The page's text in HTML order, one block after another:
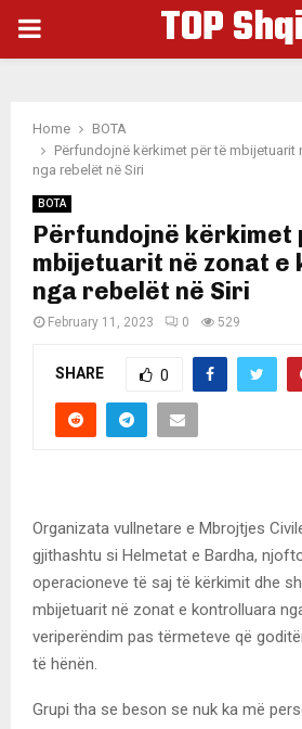
PRIMARY
TOP
Home
BOTA
Përfundojnë kërkimet për të mbijetuarit
nga rebelët në Siri
BOTA
Përfundojnë kërkimet
mbijetuarit në zonat
nga rebelët në Siri
February 11, 2023 0 529
SHARE 0
Organizata vullnetare e Mbrojtjes
gjithashtu si Helmetat e Bardha,
operacioneve të saj të kërkimit dhe
mbijetuarit në zonat e kontrolluara
veriperëndim pas tërmeteve që
të hënën.
Grupi tha se beson se nuk ka më